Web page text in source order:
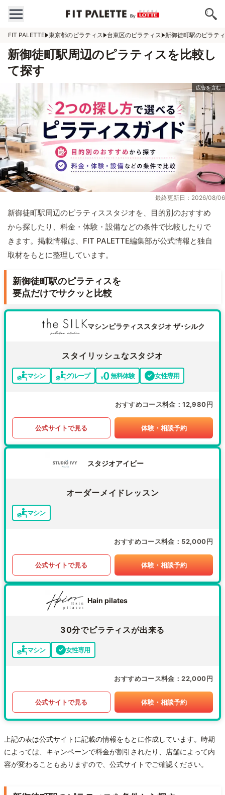
FIT PALETTE 東京都のピラティス 台東区のピラティス 新御徒町駅のピラテ
新御徒町駅周辺のピラティスを比較し
て探す
最終更新日：2026/08/06
新御徒町駅周辺のピラティススタジオを、目的別のおすすめ
から探したり、料金・体験・設備などの条件で比較したりで
きます。掲載情報は、FIT PALETTE編集部が公式情報と独自
取材をもとに整理しています。
新御徒町駅のピラティスを
要点だけでサクッと比較
マシンピラティススタジオ ザ･シルク
スタイリッシュなスタジオ
マシン グループ 無料体験 女性専用
おすすめコース料金 12,980円
公式サイトで見る 体験・相談予約
スタジオアイビー
オーダーメイドレッスン
マシン
おすすめコース料金 52,000円
公式サイトで見る 体験・相談予約
Hain pilates
30分でピラティスが出来る
マシン 女性専用
おすすめコース料金 22,000円
公式サイトで見る 体験・相談予約
上記の表は公式サイトに記載の情報をもとに作成しています。時期
によっては、キャンペーンで料金が割引されたり、店舗によって内
容が変わることもありますので、公式サイトでご確認ください。